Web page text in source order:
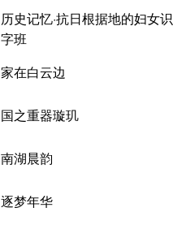
历史记忆·抗日根据地的妇女识
字班
家在白云边
国之重器璇玑
南湖晨韵
逐梦年华